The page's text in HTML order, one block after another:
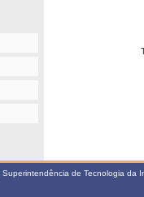
Superintendência de Tecnologia da